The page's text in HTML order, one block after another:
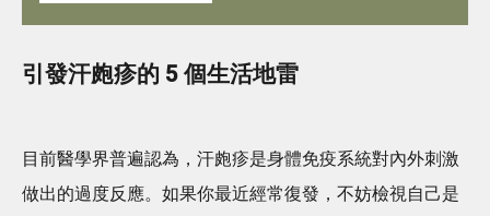
引發汗皰疹的 5 個生活地雷
目前醫學界普遍認為，汗皰疹是身體免疫系統對內外刺激
做出的過度反應。如果你最近經常復發，不妨檢視自己是